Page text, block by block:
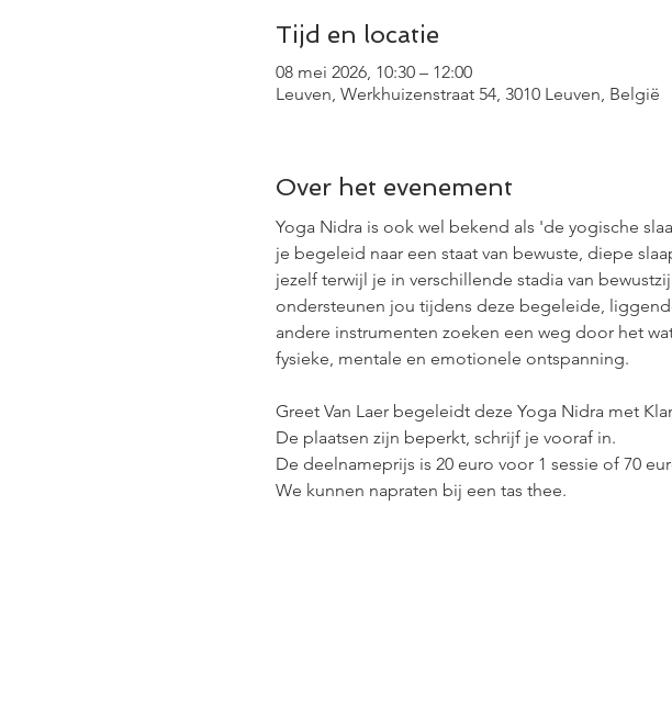
Tijd en locatie
08 mei 2026, 10:30 – 12:00
Leuven, Werkhuizenstraat 54, 3010 Leuven, België
Over het evenement
Yoga Nidra is ook wel bekend als 'de yogische
je begeleid naar een staat van bewuste, diepe
jezelf terwijl je in verschillende stadia van
ondersteunen jou tijdens deze begeleide,
andere instrumenten zoeken een weg door het
fysieke, mentale en emotionele ontspanning.
Greet Van Laer begeleidt deze Yoga Nidra met
De plaatsen zijn beperkt, schrijf je vooraf in.
De deelnameprijs is 20 euro voor 1 sessie of 70
We kunnen napraten bij een tas thee.